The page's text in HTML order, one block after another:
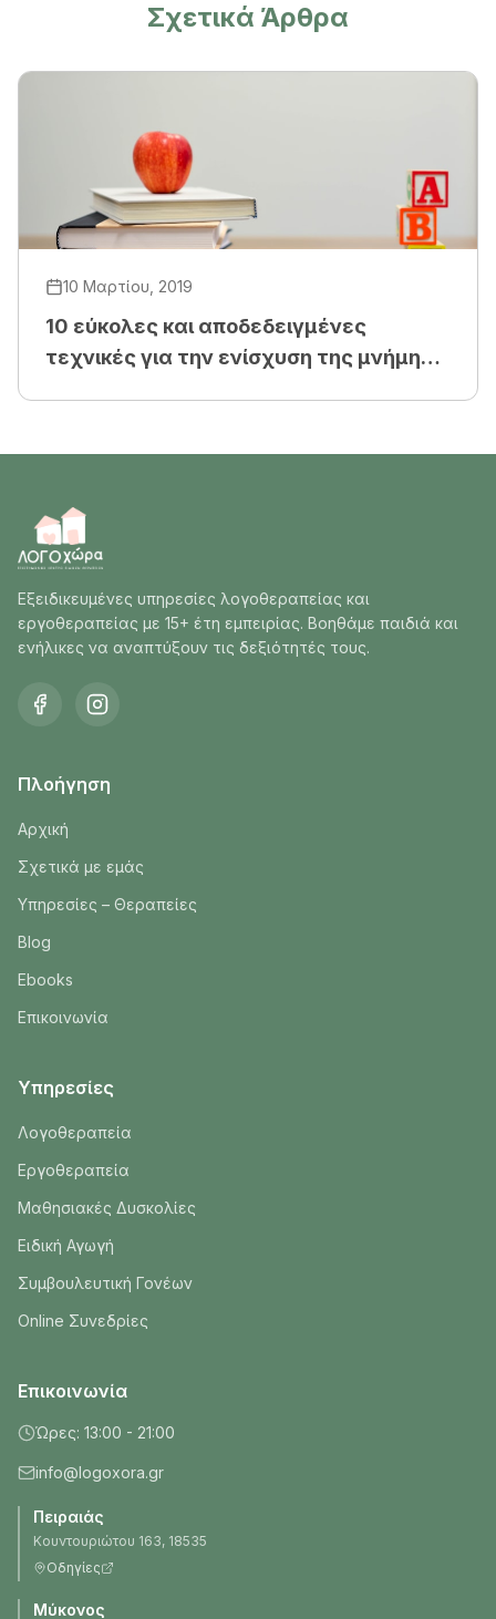
Σχετικά Άρθρα
10 Μαρτίου, 2019
10 εύκολες και αποδεδειγμένες
τεχνικές για την ενίσχυση της μνήμης
Εξειδικευμένες υπηρεσίες λογοθεραπείας και
εργοθεραπείας με 15+ έτη εμπειρίας. Βοηθάμε παιδιά και
ενήλικες να αναπτύξουν τις δεξιότητές τους.
Πλοήγηση
Αρχική
Σχετικά με εμάς
Υπηρεσίες – Θεραπείες
Blog
Ebooks
Επικοινωνία
Υπηρεσίες
Λογοθεραπεία
Εργοθεραπεία
Μαθησιακές Δυσκολίες
Ειδική Αγωγή
Συμβουλευτική Γονέων
Online Συνεδρίες
Επικοινωνία
Ώρες: 13:00 - 21:00
info@logoxora.gr
Πειραιάς
Κουντουριώτου 163, 18535
Οδηγίες
Μύκονος